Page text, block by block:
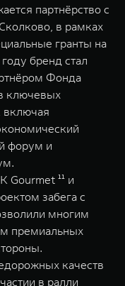
партнёрство с
в рамках
гранты на
бренд стал
Фонда
ключевых
включая
форум и
Gourmet ¹¹ и
забега с
многим
премиальных
качеств
в ралли